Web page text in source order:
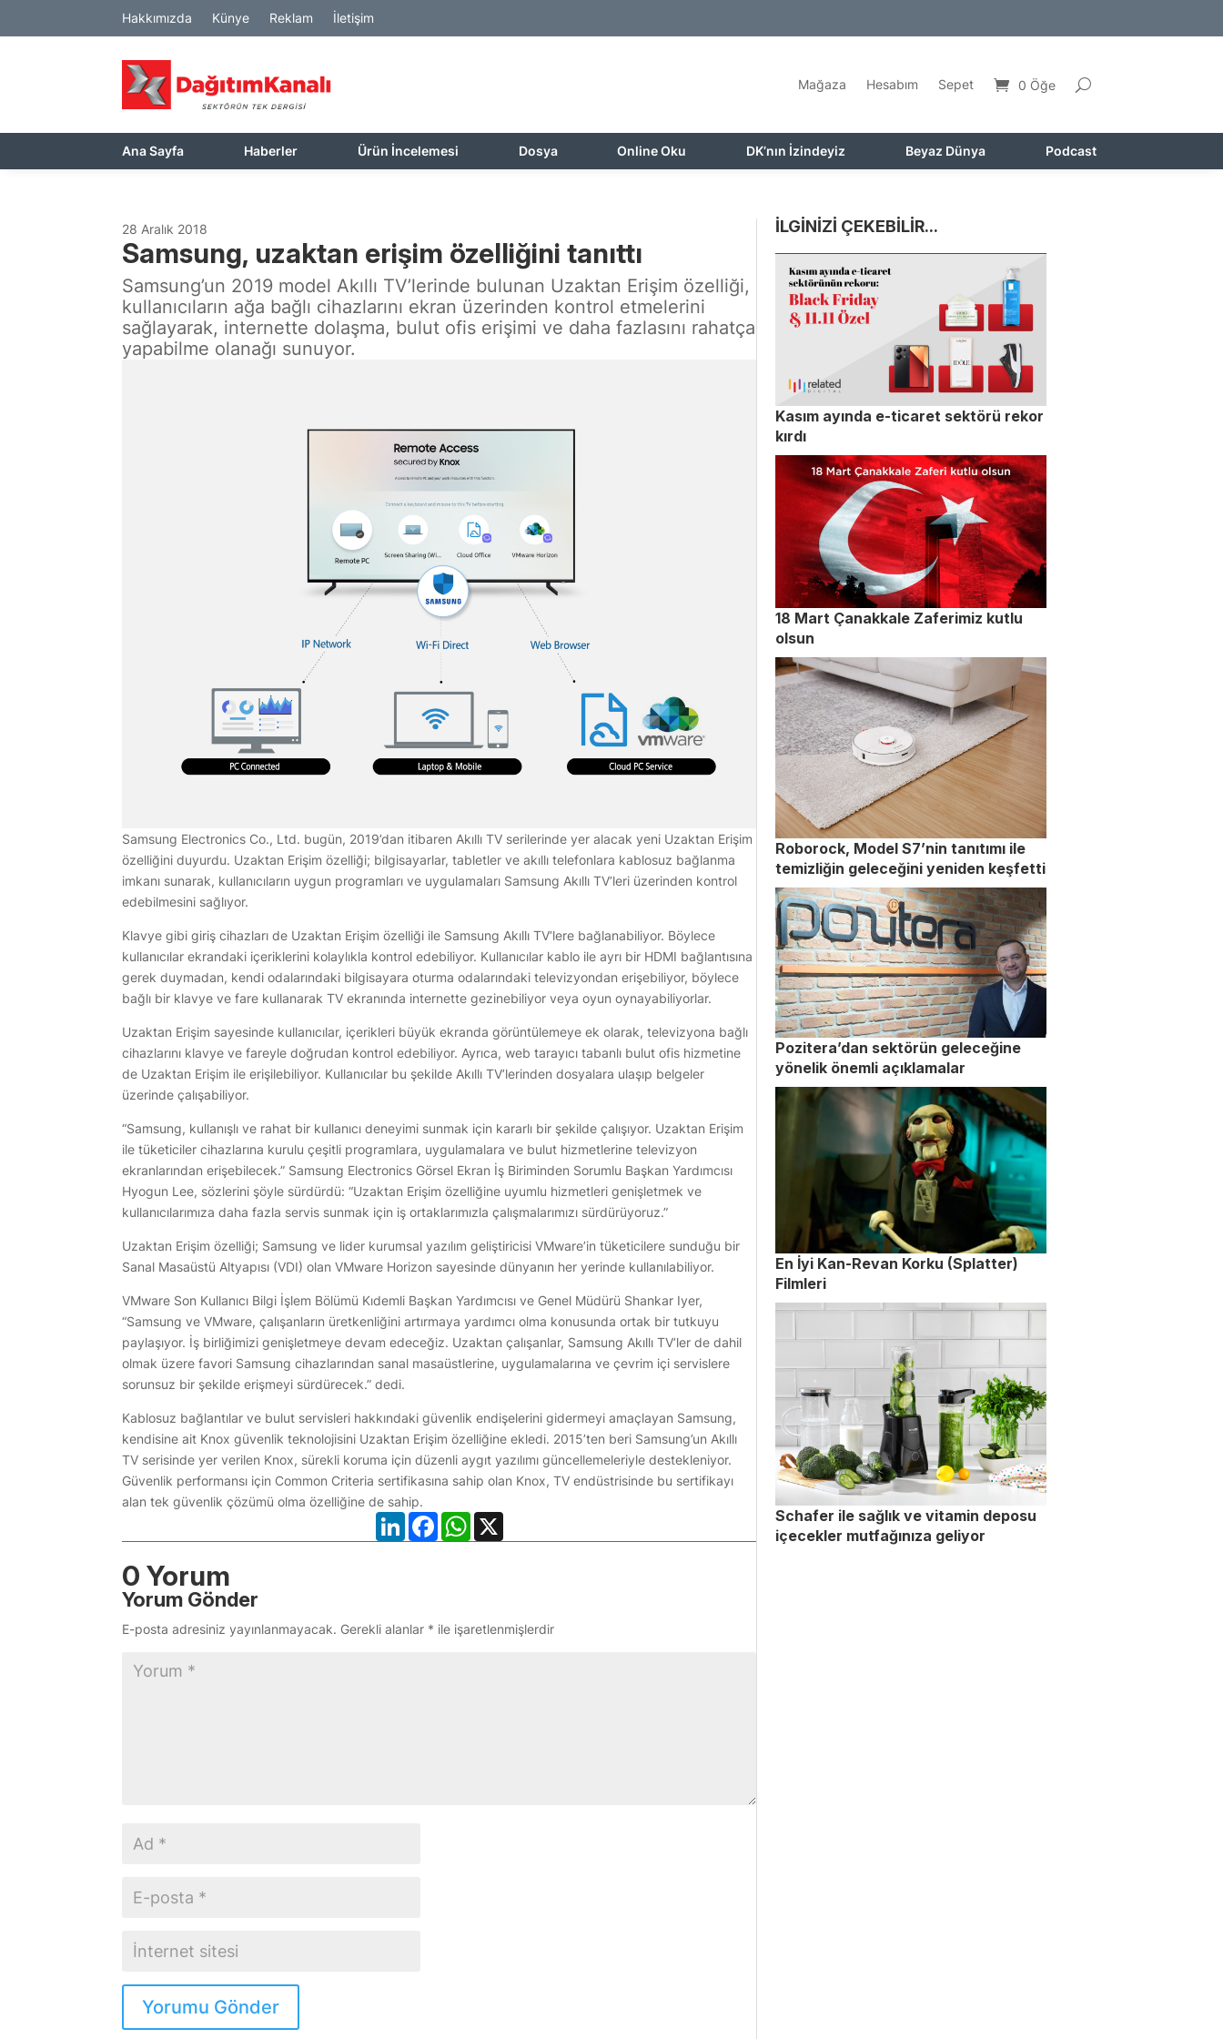
Hakkımızda Künye Reklam İletişim
Mağaza Hesabım Sepet 0 Öğe
Ana Sayfa Haberler Ürün İncelemesi Dosya Online Oku DK’nın İzindeyiz Beyaz Dünya Podcast
28 Aralık 2018
Samsung, uzaktan erişim özelliğini tanıttı
Samsung’un 2019 model Akıllı TV’lerinde bulunan Uzaktan Erişim özelliği,
kullanıcıların ağa bağlı cihazlarını ekran üzerinden kontrol etmelerini
sağlayarak, internette dolaşma, bulut ofis erişimi ve daha fazlasını rahatça
yapabilme olanağı sunuyor.
Samsung Electronics Co., Ltd. bugün, 2019’dan itibaren Akıllı TV serilerinde yer alacak yeni Uzaktan Erişim
özelliğini duyurdu. Uzaktan Erişim özelliği; bilgisayarlar, tabletler ve akıllı telefonlara kablosuz bağlanma
imkanı sunarak, kullanıcıların uygun programları ve uygulamaları Samsung Akıllı TV’leri üzerinden kontrol
edebilmesini sağlıyor.
Klavye gibi giriş cihazları de Uzaktan Erişim özelliği ile Samsung Akıllı TV’lere bağlanabiliyor. Böylece
kullanıcılar ekrandaki içeriklerini kolaylıkla kontrol edebiliyor. Kullanıcılar kablo ile ayrı bir HDMI bağlantısına
gerek duymadan, kendi odalarındaki bilgisayara oturma odalarındaki televizyondan erişebiliyor, böylece
bağlı bir klavye ve fare kullanarak TV ekranında internette gezinebiliyor veya oyun oynayabiliyorlar.
Uzaktan Erişim sayesinde kullanıcılar, içerikleri büyük ekranda görüntülemeye ek olarak, televizyona bağlı
cihazlarını klavye ve fareyle doğrudan kontrol edebiliyor. Ayrıca, web tarayıcı tabanlı bulut ofis hizmetine
de Uzaktan Erişim ile erişilebiliyor. Kullanıcılar bu şekilde Akıllı TV’lerinden dosyalara ulaşıp belgeler
üzerinde çalışabiliyor.
“Samsung, kullanışlı ve rahat bir kullanıcı deneyimi sunmak için kararlı bir şekilde çalışıyor. Uzaktan Erişim
ile tüketiciler cihazlarına kurulu çeşitli programlara, uygulamalara ve bulut hizmetlerine televizyon
ekranlarından erişebilecek.” Samsung Electronics Görsel Ekran İş Biriminden Sorumlu Başkan Yardımcısı
Hyogun Lee, sözlerini şöyle sürdürdü: “Uzaktan Erişim özelliğine uyumlu hizmetleri genişletmek ve
kullanıcılarımıza daha fazla servis sunmak için iş ortaklarımızla çalışmalarımızı sürdürüyoruz.”
Uzaktan Erişim özelliği; Samsung ve lider kurumsal yazılım geliştiricisi VMware’in tüketicilere sunduğu bir
Sanal Masaüstü Altyapısı (VDI) olan VMware Horizon sayesinde dünyanın her yerinde kullanılabiliyor.
VMware Son Kullanıcı Bilgi İşlem Bölümü Kıdemli Başkan Yardımcısı ve Genel Müdürü Shankar Iyer,
“Samsung ve VMware, çalışanların üretkenliğini artırmaya yardımcı olma konusunda ortak bir tutkuyu
paylaşıyor. İş birliğimizi genişletmeye devam edeceğiz. Uzaktan çalışanlar, Samsung Akıllı TV’ler de dahil
olmak üzere favori Samsung cihazlarından sanal masaüstlerine, uygulamalarına ve çevrim içi servislere
sorunsuz bir şekilde erişmeyi sürdürecek.” dedi.
Kablosuz bağlantılar ve bulut servisleri hakkındaki güvenlik endişelerini gidermeyi amaçlayan Samsung,
kendisine ait Knox güvenlik teknolojisini Uzaktan Erişim özelliğine ekledi. 2015’ten beri Samsung’un Akıllı
TV serisinde yer verilen Knox, sürekli koruma için düzenli aygıt yazılımı güncellemeleriyle destekleniyor.
Güvenlik performansı için Common Criteria sertifikasına sahip olan Knox, TV endüstrisinde bu sertifikayı
alan tek güvenlik çözümü olma özelliğine de sahip.
LinkedInFacebookWhatsApp
X
0 Yorum
Yorum Gönder
E-posta adresiniz yayınlanmayacak. Gerekli alanlar * ile işaretlenmişlerdir
Yorumu Gönder
İLGİNİZİ ÇEKEBİLİR...
Kasım ayında e-ticaret sektörü rekor
kırdı
18 Mart Çanakkale Zaferimiz kutlu
olsun
Roborock, Model S7’nin tanıtımı ile
temizliğin geleceğini yeniden keşfetti
Pozitera’dan sektörün geleceğine
yönelik önemli açıklamalar
En İyi Kan-Revan Korku (Splatter)
Filmleri
Schafer ile sağlık ve vitamin deposu
içecekler mutfağınıza geliyor